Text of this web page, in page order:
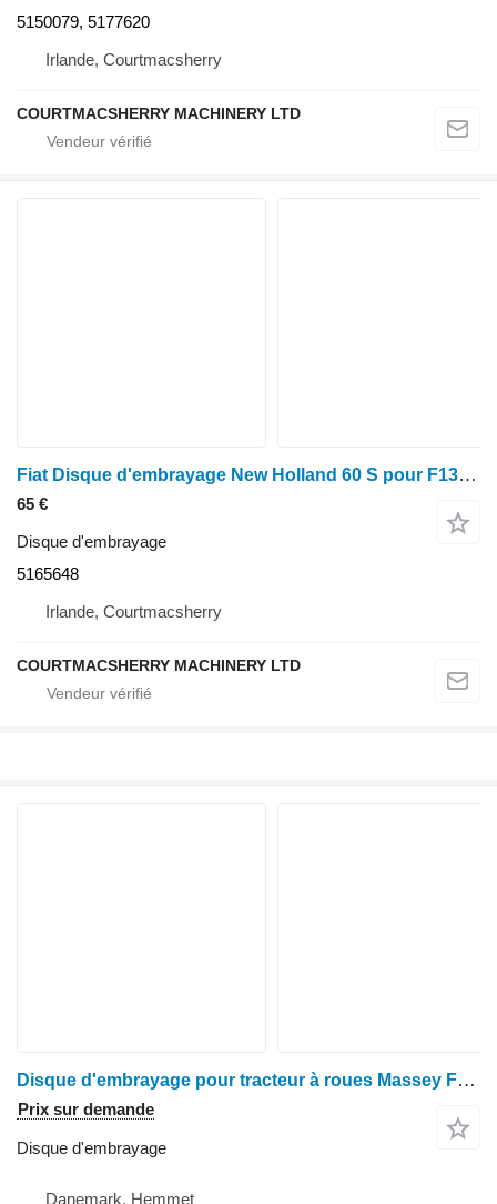
5150079, 5177620
Irlande, Courtmacsherry
COURTMACSHERRY MACHINERY LTD
Fiat Disque d'embrayage New Holland 60 S pour F130, F140, M100, M115 et M135 5165648 pour tracteur à roues
65 €
Disque d'embrayage
5165648
Irlande, Courtmacsherry
COURTMACSHERRY MACHINERY LTD
Disque d'embrayage pour tracteur à roues Massey Ferguson 2680
Prix sur demande
Disque d'embrayage
Danemark, Hemmet